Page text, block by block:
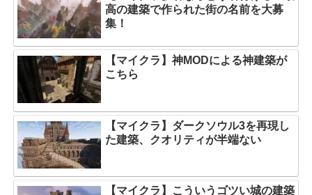
高の建築で作られた街の名前を大募
集！
【マイクラ】神MODによる神建築が
こちら
【マイクラ】ダークソウル3を再現し
た建築、クオリティが半端ない
【マイクラ】こういうゴツい城の建築